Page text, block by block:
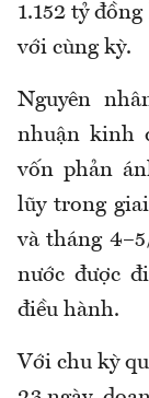
1.152 tỷ
với cùng kỳ.
Nguyên
nhuận kinh
vốn phản
lũy trong
và tháng
nước được
điều hành.
Với chu kỳ